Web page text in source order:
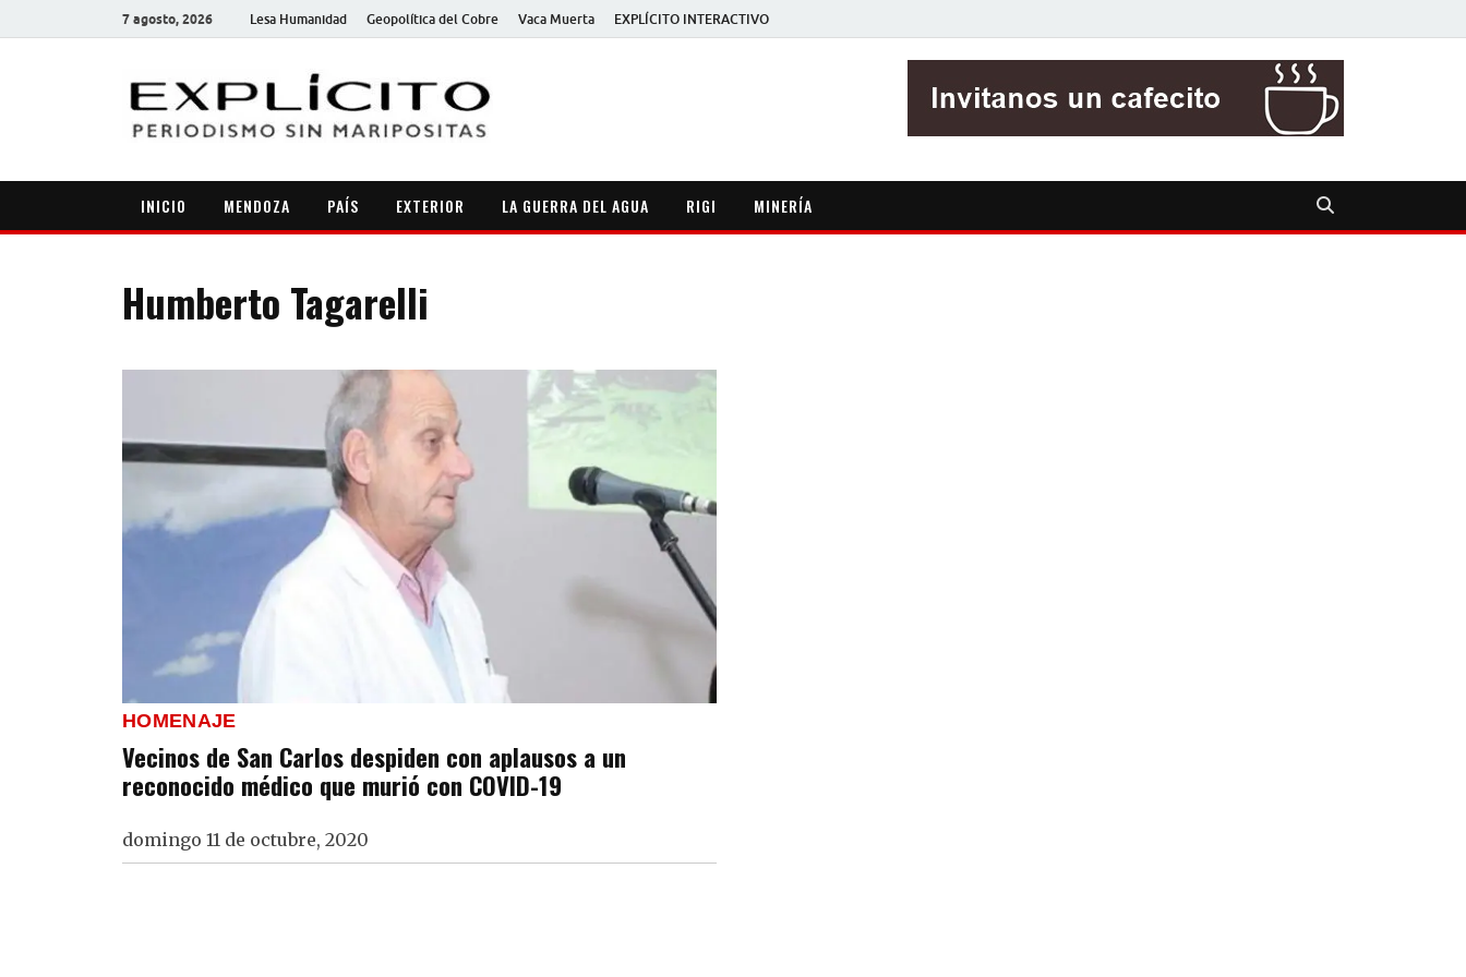
7 agosto, 2026 Lesa Humanidad Geopolítica del Cobre Vaca Muerta EXPLÍCITO INTERACTIVO
INICIO MENDOZA PAÍS EXTERIOR LA GUERRA DEL AGUA RIGI MINERÍA
Humberto Tagarelli
HOMENAJE
Vecinos de San Carlos despiden con aplausos a un
reconocido médico que murió con COVID-19
domingo 11 de octubre, 2020